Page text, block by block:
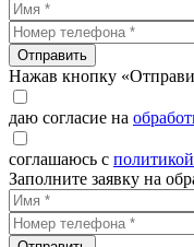
Отправить
Нажав кнопку
даю согласие на
соглашаюсь с
Заполните заявку на